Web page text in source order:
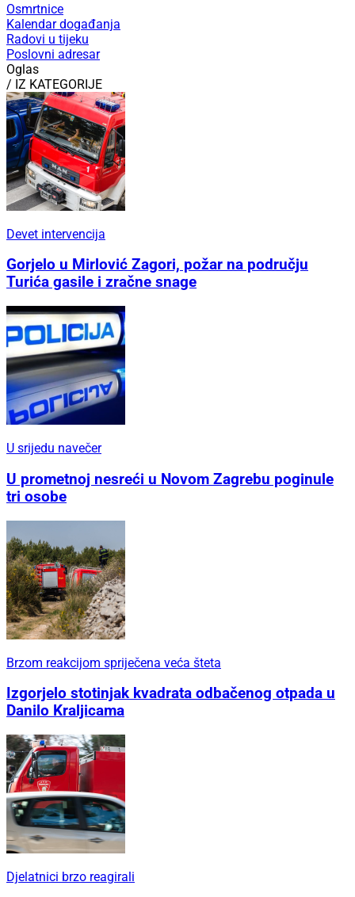
Osmrtnice
Kalendar događanja
Radovi u tijeku
Poslovni adresar
Oglas
/ IZ KATEGORIJE
Devet intervencija
Gorjelo u Mirlović Zagori, požar na području
Turića gasile i zračne snage
U srijedu navečer
U prometnoj nesreći u Novom Zagrebu poginule
tri osobe
Brzom reakcijom spriječena veća šteta
Izgorjelo stotinjak kvadrata odbačenog otpada u
Danilo Kraljicama
Djelatnici brzo reagirali